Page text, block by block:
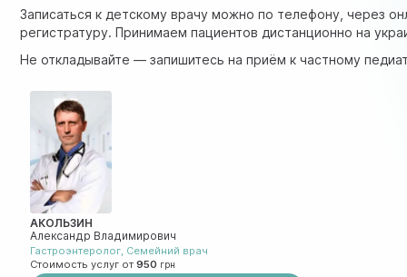
Записаться к детскому врачу можно по телефону, через
регистратуру. Принимаем пациентов дистанционно на
Не откладывайте — запишитесь на приём к частному
АКОЛЬЗИН
Александр Владимирович
Гастроэнтеролог, Семейний врач
Стоимость услуг от950